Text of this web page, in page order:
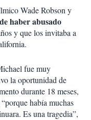
Wade Robson y
haber abusado
y que los invitaba a
fue muy
la oportunidad de
durante 18 meses,
“porque había muchas
Es una tragedia”,